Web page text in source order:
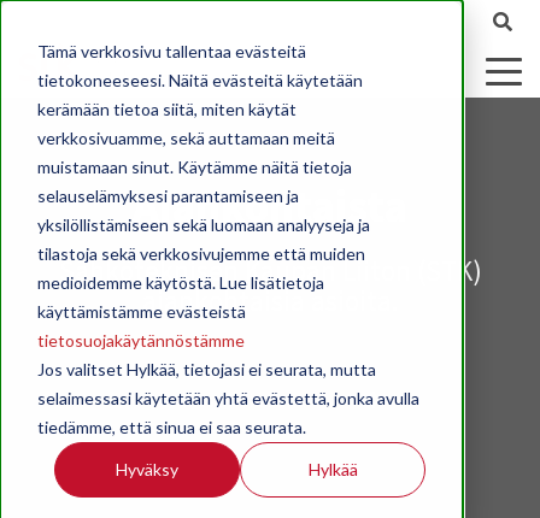
Tämä verkkosivu tallentaa evästeitä
tietokoneeseesi. Näitä evästeitä käytetään
kerämään tietoa siitä, miten käytät
verkkosivuamme, sekä auttamaan meitä
muistamaan sinut. Käytämme näitä tietoja
selauselämyksesi parantamiseen ja
yksilöllistämiseen sekä luomaan analyyseja ja
tilastoja sekä verkkosivujemme että muiden
medioidemme käytöstä. Lue lisätietoja
käyttämistämme evästeistä
tietosuojakäytännöstämme
Jos valitset Hylkää, tietojasi ei seurata, mutta
selaimessasi käytetään yhtä evästettä, jonka avulla
tiedämme, että sinua ei saa seurata.
Hyväksy Hylkää
Ajankohtaista
Sähköteknisen Kaupan Liiton (STK)
ajankohtaisia asioita.